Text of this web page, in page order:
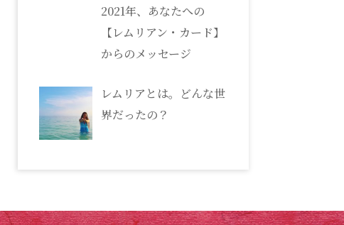
2021年、あなたへの
【レムリアン・カード】
からのメッセージ
レムリアとは。どんな世
界だったの？